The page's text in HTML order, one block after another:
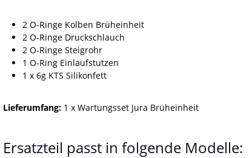
2 O-Ringe Kolben Brüheinheit
2 O-Ringe Druckschlauch
2 O-Ringe Steigrohr
1 O-Ring Einlaufstutzen
1 x 6g KTS Silikonfett
Lieferumfang: 1 x Wartungsset Jura Brüheinheit
Ersatzteil passt in folgende Modelle: